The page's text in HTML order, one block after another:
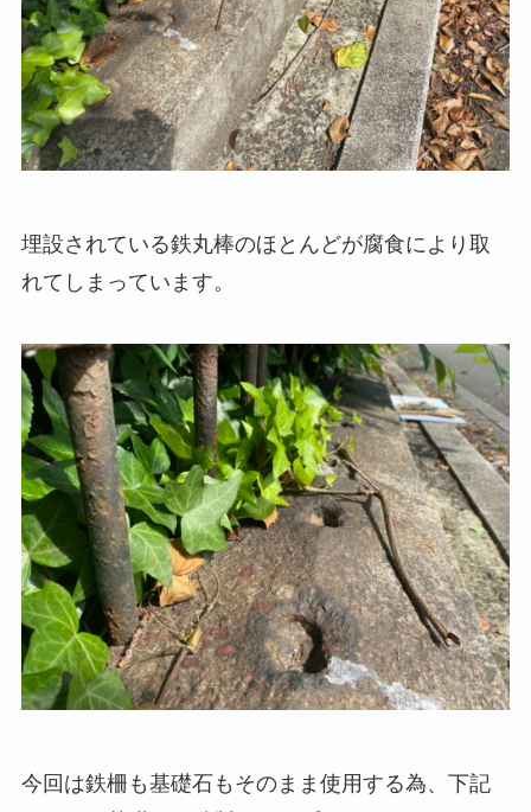
埋設されている鉄丸棒のほとんどが腐食により取
れてしまっています。
今回は鉄柵も基礎石もそのまま使用する為、下記